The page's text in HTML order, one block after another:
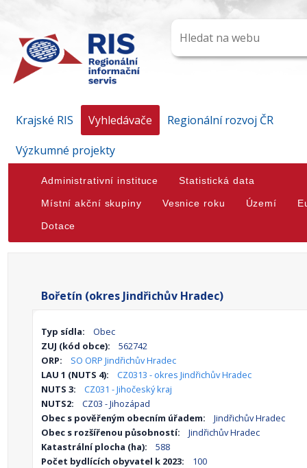
Krajské RIS Vyhledávače
Regionální rozvoj ČR
Výzkumné projekty
Administrativní instituce Statistická data
Místní akční skupiny Vesnice roku Území
Dotace
Bořetín (okres Jindřichův Hradec)
Typ sídla:
Obec
ZUJ (kód obce):
562742
ORP:
SO ORP Jindřichův Hradec
LAU 1 (NUTS 4):
CZ0313 - okres Jindřichův Hradec
NUTS 3:
CZ031 - Jihočeský kraj
NUTS2:
CZ03 - Jihozápad
Obec s pověřeným obecním úřadem:
Jindřichův Hradec
Obec s rozšířenou působností:
Jindřichův Hradec
Katastrální plocha (ha):
588
Počet bydlících obyvatel k 2023:
100